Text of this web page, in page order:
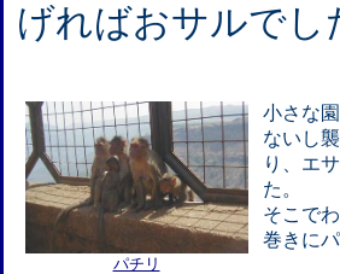
げればおサルでし
パチリ
小さな
ないし
り、エ
た。
そこで
巻きにパ